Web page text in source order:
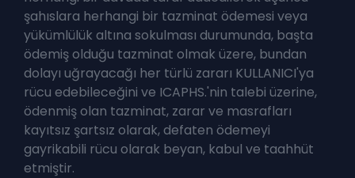
şahıslara herhangi bir tazminat ödemesi veya
yükümlülük altına sokulması durumunda, başta
ödemiş olduğu tazminat olmak üzere, bundan
dolayı uğrayacağı her türlü zararı KULLANICI'ya
rücu edebileceğini ve ICAPHS.'nin talebi üzerine,
ödenmiş olan tazminat, zarar ve masrafları
kayıtsız şartsız olarak, defaten ödemeyi
gayrikabili rücu olarak beyan, kabul ve taahhüt
etmiştir.